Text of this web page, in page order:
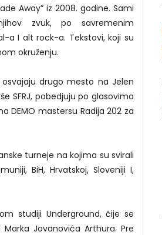
Away” iz 2008. godine. Sami
zvuk, po savremenim
a I alt rock-a. Tekstovi, koji su
okruženju.
drugo mesto na Jelen
SFRJ, pobedjuju po glasovima
DEMO mastersu Radija 202 za
turneje na kojima su svirali
BiH, Hrvatskoj, Sloveniji I,
studiji Underground, čije se
Jovanovića Arthura. Pre